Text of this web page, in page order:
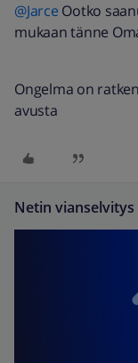
@Jarce Ootko
mukaan tänne
Ongelma on
avusta
Netin vianselvitys